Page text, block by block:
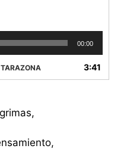
00:00
3:41